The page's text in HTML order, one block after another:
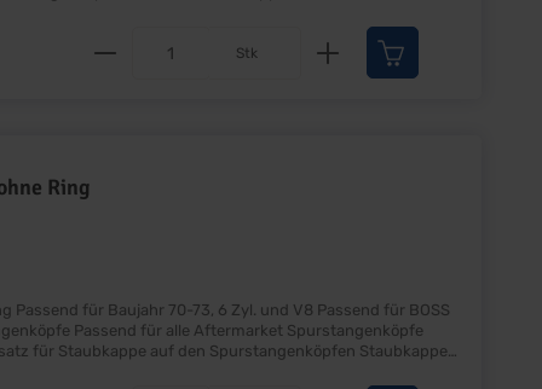
Produkt Anzahl: Gib den
Stk
Ring